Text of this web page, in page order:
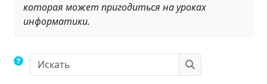
которая может пригодиться на уроках
информатики.
Искать
Искать